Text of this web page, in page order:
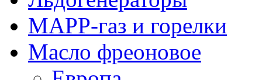
МАРР-газ и горелки
Масло фреоновое